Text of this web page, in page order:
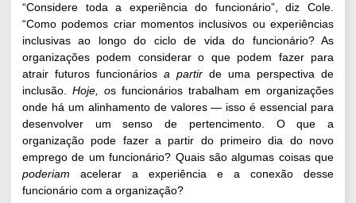
“Considere toda a experiência do funcionário”, diz Cole.
“Como podemos criar momentos inclusivos ou experiências
inclusivas ao longo do ciclo de vida do funcionário? As
organizações podem considerar o que podem fazer para
atrair futuros funcionários a partir de uma perspectiva de
inclusão. Hoje, os funcionários trabalham em organizações
onde há um alinhamento de valores — isso é essencial para
desenvolver um senso de pertencimento. O que a
organização pode fazer a partir do primeiro dia do novo
emprego de um funcionário? Quais são algumas coisas que
poderiam acelerar a experiência e a conexão desse
funcionário com a organização?